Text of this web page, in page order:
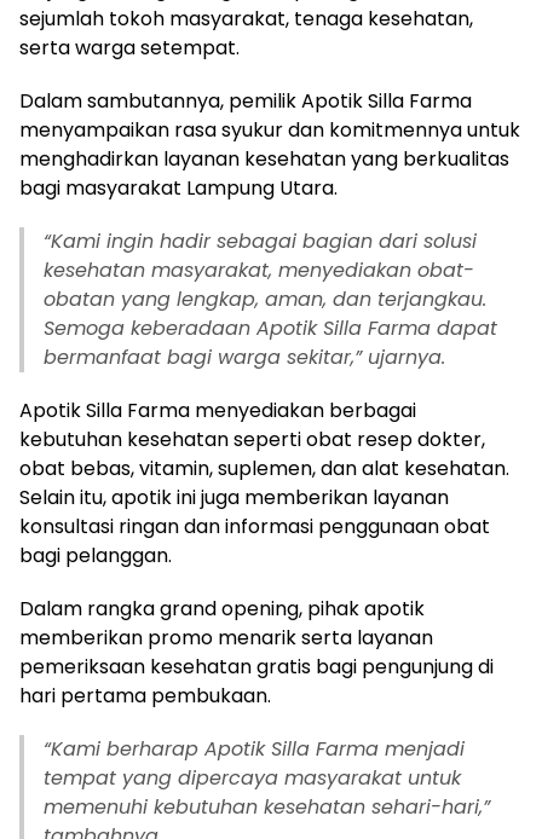
sejumlah tokoh masyarakat, tenaga kesehatan,
serta warga setempat.
Dalam sambutannya, pemilik Apotik Silla Farma
menyampaikan rasa syukur dan komitmennya untuk
menghadirkan layanan kesehatan yang berkualitas
bagi masyarakat Lampung Utara.
“Kami ingin hadir sebagai bagian dari solusi
kesehatan masyarakat, menyediakan obat-
obatan yang lengkap, aman, dan terjangkau.
Semoga keberadaan Apotik Silla Farma dapat
bermanfaat bagi warga sekitar,” ujarnya.
Apotik Silla Farma menyediakan berbagai
kebutuhan kesehatan seperti obat resep dokter,
obat bebas, vitamin, suplemen, dan alat kesehatan.
Selain itu, apotik ini juga memberikan layanan
konsultasi ringan dan informasi penggunaan obat
bagi pelanggan.
Dalam rangka grand opening, pihak apotik
memberikan promo menarik serta layanan
pemeriksaan kesehatan gratis bagi pengunjung di
hari pertama pembukaan.
“Kami berharap Apotik Silla Farma menjadi
tempat yang dipercaya masyarakat untuk
memenuhi kebutuhan kesehatan sehari-hari,”